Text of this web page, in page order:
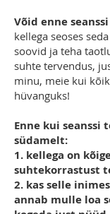
Võid enne
kellega seoses
soovid ja teha
suhte tervendus,
minu, meie kui
hüvanguks!
Enne kui seanssi
südamelt:
1. kellega on
suhtekorrastust
2. kas selle
annab mulle loa